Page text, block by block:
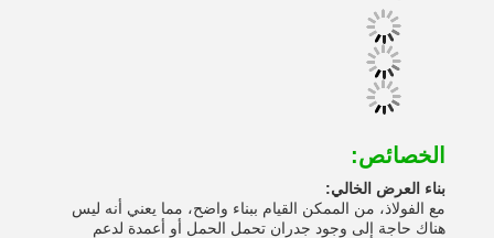
الخصائص:
بناء العرض الخالي:
مع الفولاذ، من الممكن القيام ببناء واضح، مما يعني أنه ليس
هناك حاجة إلى وجود جدران تحمل الحمل أو أعمدة لدعم